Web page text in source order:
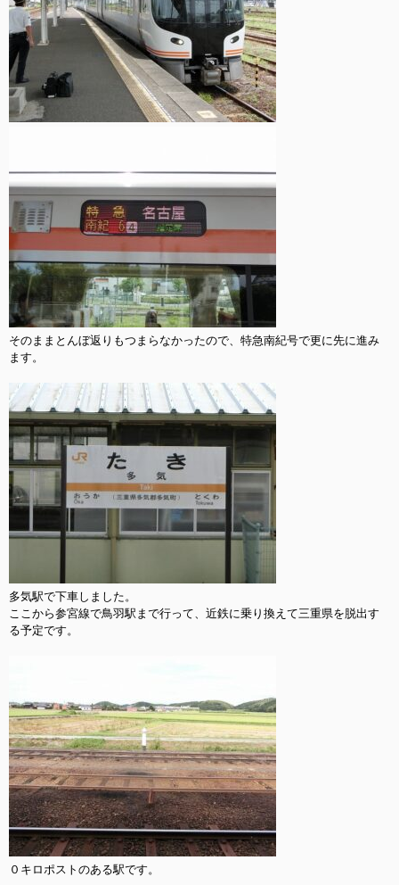
そのままとんぼ返りもつまらなかったので、特急南紀号で更に先に進み
ます。
多気駅で下車しました。
ここから参宮線で鳥羽駅まで行って、近鉄に乗り換えて三重県を脱出す
る予定です。
０キロポストのある駅です。